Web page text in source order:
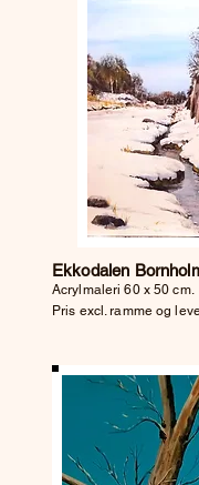
Ekkodalen
Acrylmaleri 60 x 50 cm.
Pris excl. ramme og